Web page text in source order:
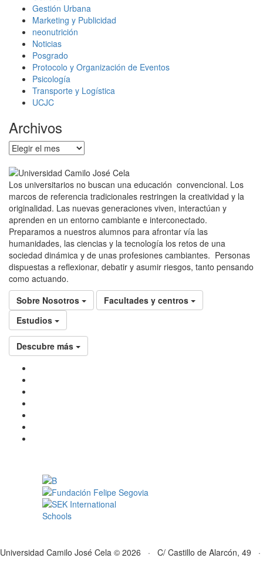
Gestión Urbana
Marketing y Publicidad
neonutrición
Noticias
Posgrado
Protocolo y Organización de Eventos
Psicología
Transporte y Logística
UCJC
Archivos
Archivos
Los universitarios no buscan una educación convencional. Los
marcos de referencia tradicionales restringen la creatividad y la
originalidad. Las nuevas generaciones viven, interactúan y
aprenden en un entorno cambiante e interconectado.
Preparamos a nuestros alumnos para afrontar vía las
humanidades, las ciencias y la tecnología los retos de una
sociedad dinámica y de unas profesiones cambiantes. Personas
dispuestas a reflexionar, debatir y asumir riesgos, tanto pensando
como actuando.
Sobre Nosotros
Facultades y centros
Estudios
Descubre más
Universidad Camilo José Cela © 2026 · C/ Castillo de Alarcón, 49 ·